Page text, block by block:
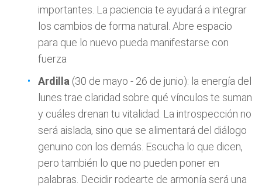
importantes. La paciencia te ayudará a integrar
los cambios de forma natural. Abre espacio
para que lo nuevo pueda manifestarse con
fuerza
Ardilla (30 de mayo - 26 de junio): la energía del
lunes trae claridad sobre qué vínculos te suman
y cuáles drenan tu vitalidad. La introspección no
será aislada, sino que se alimentará del diálogo
genuino con los demás. Escucha lo que dicen,
pero también lo que no pueden poner en
palabras. Decidir rodearte de armonía será una